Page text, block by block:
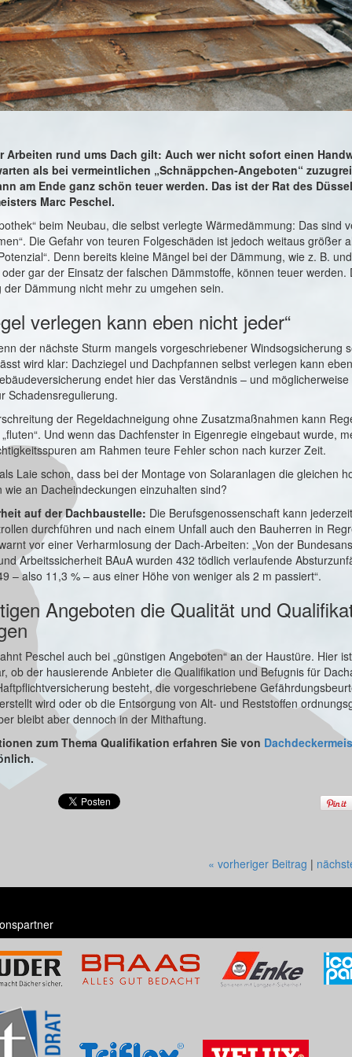
Arbeiten rund ums Dach gilt: Auch wer nicht sofort einen
als bei vermeintlichen „Schnäppchen-Angeboten“
am Ende ganz schön teuer werden. Das ist der Rat des
Marc Peschel.
beim Neubau, die selbst verlegte Wärmedämmung: Das sind
Die Gefahr von teuren Folgeschäden ist jedoch weitaus größer
Denn bereits kleine Mängel bei der Dämmung, wie z. B.
gar der Einsatz der falschen Dämmstoffe, können teuer werden.
der Dämmung nicht mehr zu umgehen sein.
verlegen kann eben nicht jeder“
der nächste Sturm mangels vorgeschriebener Windsogsicherung
wird klar: Dachziegel und Dachpfannen selbst verlegen kann
endet hier das Verständnis – und möglicherweise
Schadensregulierung.
der Regeldachneigung ohne Zusatzmaßnahmen kann
Und wenn das Dachfenster in Eigenregie eingebaut wurde,
am Rahmen teure Fehler schon nach kurzer Zeit.
Laie schon, dass bei der Montage von Solaranlagen die gleichen
wie an Dacheindeckungen einzuhalten sind?
auf der Dachbaustelle: Die Berufsgenossenschaft kann jederzeit
durchführen und nach einem Unfall auch den Bauherren in
vor einer Verharmlosung der Dach-Arbeiten: „Von der
Arbeitssicherheit BAuA wurden 432 tödlich verlaufende
– also 11,3 % – aus einer Höhe von weniger als 2 m passiert“.
Angeboten die Qualität und
Peschel auch bei „günstigen Angeboten“ an der Haustüre. Hier
ob der hausierende Anbieter die Qualifikation und Befugnis für
besteht, die vorgeschriebene
wird oder ob die Entsorgung von Alt- und Reststoffen
bleibt aber dennoch in der Mithaftung.
zum Thema Qualifikation erfahren Sie von
« vorheriger Beitrag |